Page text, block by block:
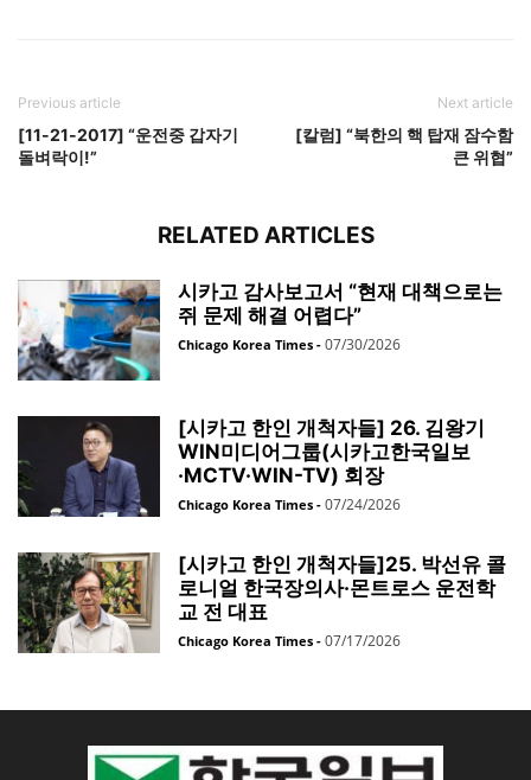
Previous article
[11-21-2017] “운전중 갑자기
돌벼락이!”
Next article
[칼럼] “북한의 핵 탑재 잠수함
큰 위협”
RELATED ARTICLES
시카고 감사보고서 “현재 대책으로는
쥐 문제 해결 어렵다”
Chicago Korea Times - 07/30/2026
[시카고 한인 개척자들] 26. 김왕기
WIN미디어그룹(시카고한국일보
·MCTV·WIN-TV) 회장
Chicago Korea Times - 07/24/2026
[시카고 한인 개척자들]25. 박선유 콜
로니얼 한국장의사·몬트로스 운전학
교 전 대표
Chicago Korea Times - 07/17/2026